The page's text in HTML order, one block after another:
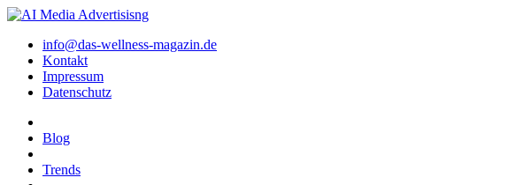
info@das-wellness-magazin.de
Kontakt
Impressum
Datenschutz
Blog
Trends